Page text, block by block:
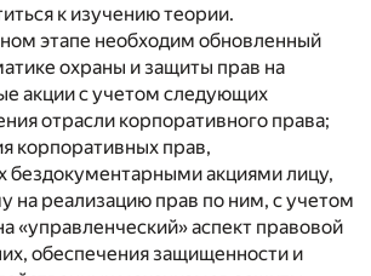
к изучению теории.
этапе необходим обновленный
охраны и защиты прав на
акции с учетом следующих
отрасли корпоративного права;
корпоративных прав,
бездокументарными акциями лицу,
на реализацию прав по ним, с учетом
«управленческий» аспект правовой
обеспечения защищенности и